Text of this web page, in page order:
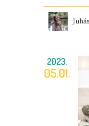
2023.
05.01.